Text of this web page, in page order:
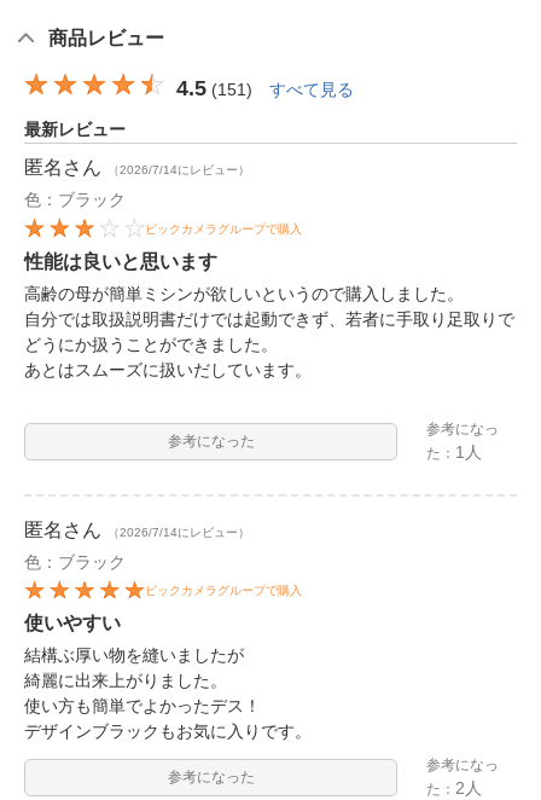
商品レビュー
4.5 (151) すべて見る
最新レビュー
匿名 さん （2026/7/14にレビュー）
色：ブラック
ビックカメラグループで購入
性能は良いと思います
高齢の母が簡単ミシンが欲しいというので購入しました。
自分では取扱説明書だけでは起動できず、若者に手取り足取りで
どうにか扱うことができました。
あとはスムーズに扱いだしています。
参考になった
参考になっ
た： 1人
匿名 さん （2026/7/14にレビュー）
色：ブラック
ビックカメラグループで購入
使いやすい
結構ぶ厚い物を縫いましたが
綺麗に出来上がりました。
使い方も簡単でよかったデス！
デザインブラックもお気に入りです。
参考になった
参考になっ
た：2人